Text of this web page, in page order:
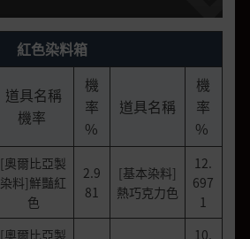
紅色染料箱
道具名稱
機率
機
率
%
道具名稱
機
率
%
[奧爾比亞製
染料]鮮豔紅
色
2.9
81
[基本染料]
熱巧克力色
12.
697
1
[奧爾比亞製
10.